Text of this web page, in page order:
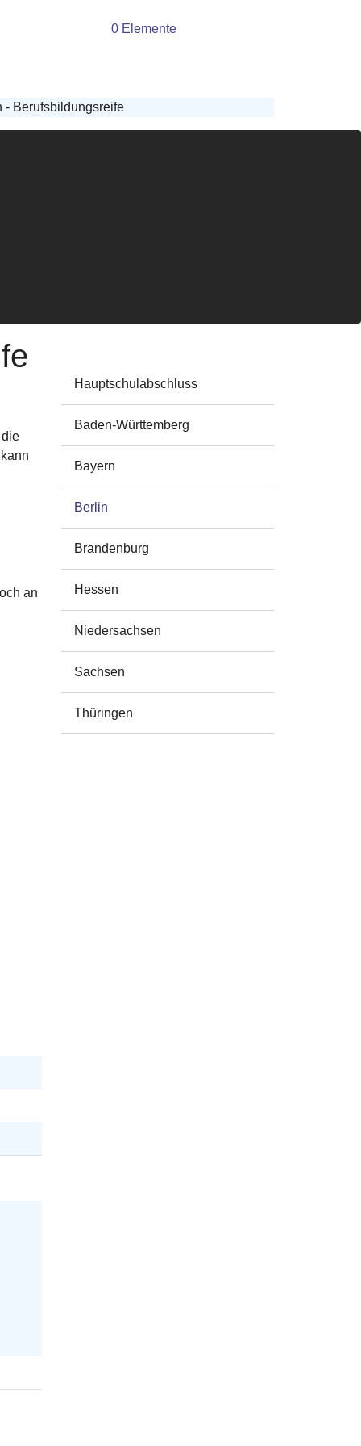
0 Elemente
Berufsbildungsreife
an
Hauptschulabschluss
Hauptschulabschluss
Baden-Württemberg
Bayern
Berlin
Brandenburg
Hessen
Niedersachsen
Sachsen
Thüringen